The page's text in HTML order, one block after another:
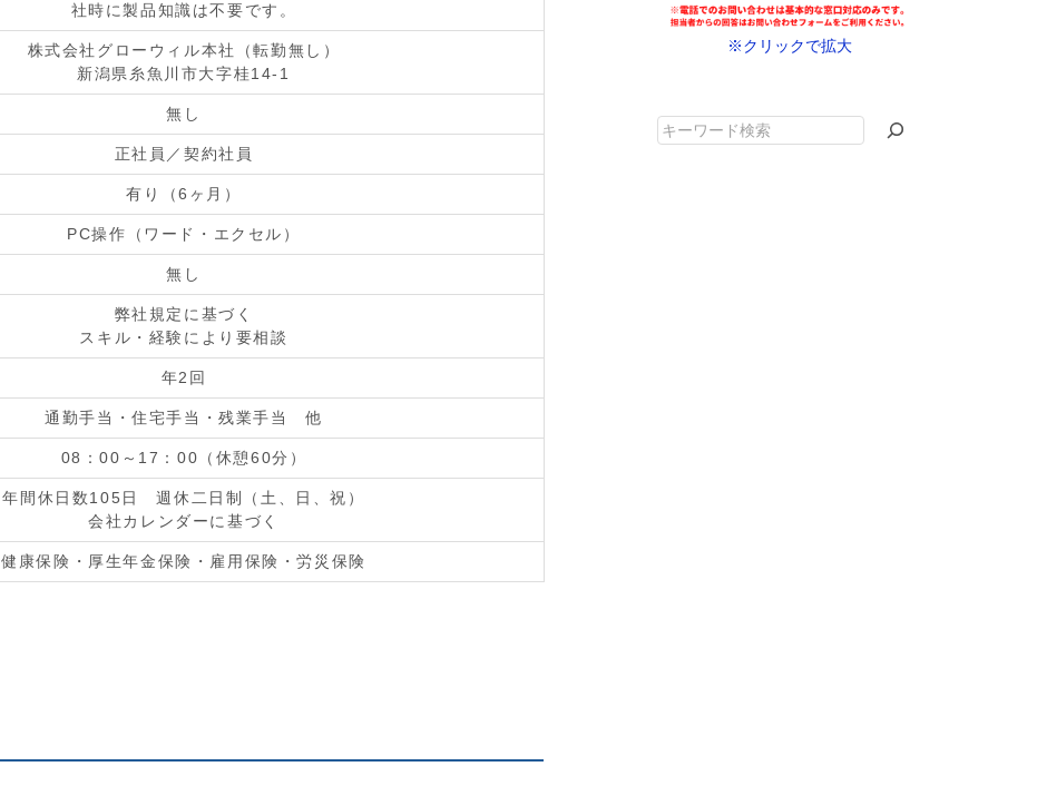
社時に製品知識は不要です。
株式会社グローウィル本社（転勤無し）
新潟県糸魚川市大字桂14-1
無し
正社員／契約社員
有り（6ヶ月）
PC操作（ワード・エクセル）
無し
弊社規定に基づく
スキル・経験により要相談
年2回
通勤手当・住宅手当・残業手当 他
08：00～17：00（休憩60分）
年間休日数105日 週休二日制（土、日、祝）
会社カレンダーに基づく
健康保険・厚生年金保険・雇用保険・労災保険
※クリックで拡大